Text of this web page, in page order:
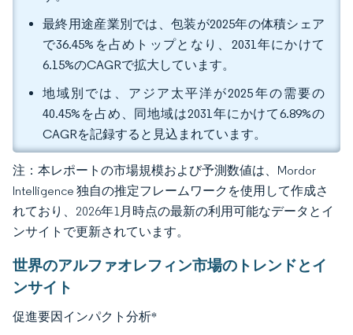
最終用途産業別では、包装が2025年の体積シェア
で36.45%を占めトップとなり、2031年にかけて
6.15%のCAGRで拡大しています。
地域別では、アジア太平洋が2025年の需要の
40.45%を占め、同地域は2031年にかけて6.89%の
CAGRを記録すると見込まれています。
注：本レポートの市場規模および予測数値は、Mordor
Intelligence 独自の推定フレームワークを使用して作成さ
れており、2026年1月時点の最新の利用可能なデータとイ
ンサイトで更新されています。
世界のアルファオレフィン市場のトレンドとイ
ンサイト
促進要因インパクト分析*